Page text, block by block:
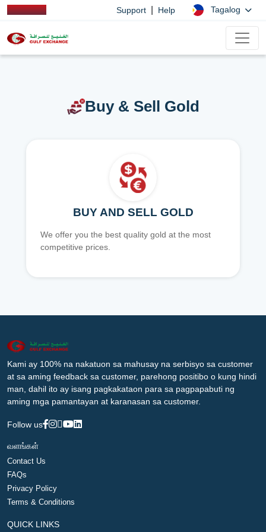
Support Help Tagalog
Buy & Sell Gold
BUY AND SELL GOLD
We offer you the best quality gold at the most
competitive prices.
Kami ay 100% na nakatuon sa mahusay na serbisyo sa customer
at sa aming feedback sa customer, parehong positibo o kung hindi
man, dahil ito ay isang pagkakataon para sa pagpapabuti ng
aming mga pamantayan at karanasan sa customer.
Follow us
வளங்கள்
Contact Us
FAQs
Privacy Policy
Terms & Conditions
QUICK LINKS